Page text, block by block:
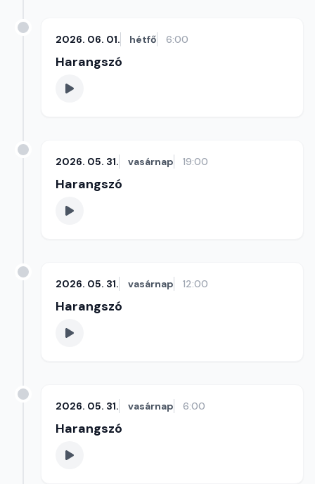
2026. 06. 01. hétfő 6:00
Harangszó
2026. 05. 31. vasárnap 19:00
Harangszó
2026. 05. 31. vasárnap 12:00
Harangszó
2026. 05. 31. vasárnap 6:00
Harangszó